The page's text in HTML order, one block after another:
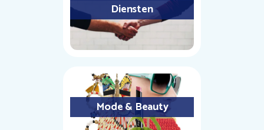
Diensten
Mode & Beauty